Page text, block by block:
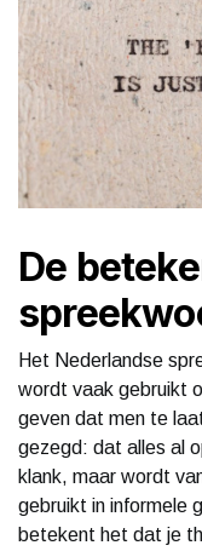
De
Het Nederlandse
wordt vaak gebruikt
geven dat men te
gezegd: dat alles al
klank, maar wordt
gebruikt in informele
betekent het dat je